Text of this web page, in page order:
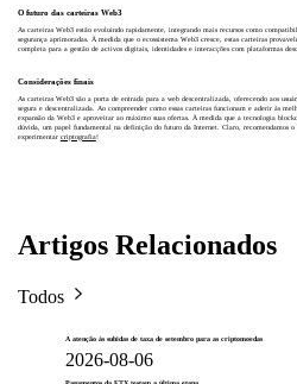
O futuro das carteiras Web3
As carteiras Web3 estão evoluindo rapidamente, integrando mais recursos como
segurança aprimoradas. À medida que o ecossistema Web3 cresce, estas carteiras
completa para a gestão de activos digitais, identidades e interacções com plataformas
Considerações finais
As carteiras Web3 são a porta de entrada para a web descentralizada, oferecendo aos
segura e descentralizada. Ao compreender como essas carteiras funcionam e aderir às
expansão da Web3 e aproveitar ao máximo suas ofertas. À medida que a tecnologia
dúvida, um papel fundamental na definição do futuro da Internet. Claro, recomendamos
experimentar criptografia!
Artigos Relacionados
Todos
A atenção às subidas de taxa de setembro para as criptomoedas
2026-08-06